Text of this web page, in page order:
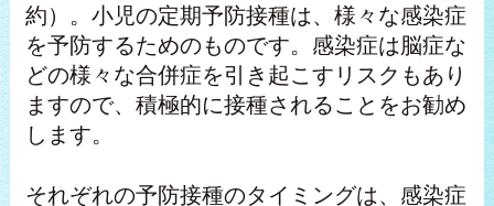
約）。小児の定期予防接種は、様々な感染症
を予防するためのものです。感染症は脳症な
どの様々な合併症を引き起こすリスクもあり
ますので、積極的に接種されることをお勧め
します。
それぞれの予防接種のタイミングは、感染症